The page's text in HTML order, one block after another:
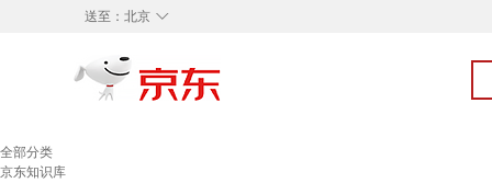
◇
送至： 北京
全部分类
京东知识库